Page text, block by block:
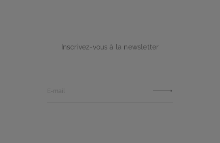
Inscrivez-vous à la newsletter
E-mail